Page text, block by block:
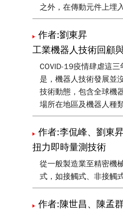
之外，在傳動元件上埋
作者:劉東昇
工業機器人技術回顧
COVID-19疫情肆虐這
是，機器人技術發展並
技術動態，包含全球機
場所在地區及機器人種
作者:李侃峰、劉東
扭力即時量測技術
從一般製造業至精密機
式，如接觸式、非接觸
作者:陳世昌、陳孟